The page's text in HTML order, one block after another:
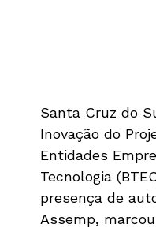
Santa Cruz do
Inovação do
Entidades
Tecnologia
presença de
Assemp,